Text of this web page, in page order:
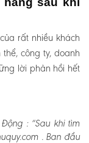
rất nhiều khách
công ty, doanh
lời phản hồi hết
:“Sau khi tìm
. Ban đầu